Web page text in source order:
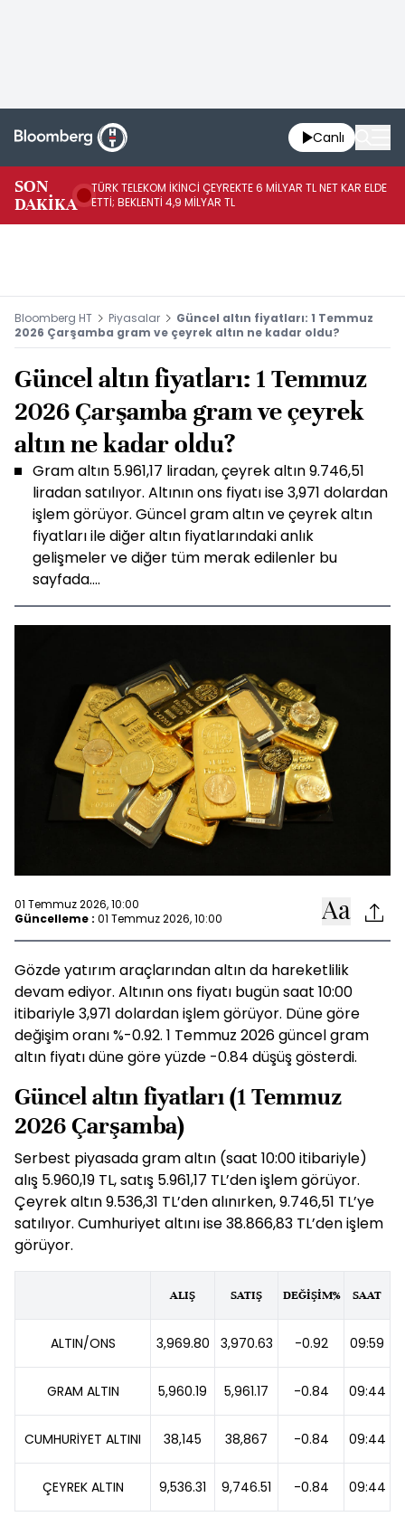
Canlı
SON
DAKİKA
TÜRK TELEKOM İKİNCİ ÇEYREKTE 6 MİLYAR TL NET KAR ELDE
ETTİ; BEKLENTİ 4,9 MİLYAR TL
Bloomberg HT Piyasalar
Güncel altın fiyatları: 1 Temmuz
2026 Çarşamba gram ve çeyrek altın ne kadar oldu?
Güncel altın fiyatları: 1 Temmuz
2026 Çarşamba gram ve çeyrek
altın ne kadar oldu?
Gram altın 5.961,17 liradan, çeyrek altın 9.746,51
liradan satılıyor. Altının ons fiyatı ise 3,971 dolardan
işlem görüyor. Güncel gram altın ve çeyrek altın
fiyatları ile diğer altın fiyatlarındaki anlık
gelişmeler ve diğer tüm merak edilenler bu
sayfada....
01 Temmuz 2026, 10:00
Güncelleme : 01 Temmuz 2026, 10:00
Gözde yatırım araçlarından altın da hareketlilik
devam ediyor. Altının ons fiyatı bugün saat 10:00
itibariyle 3,971 dolardan işlem görüyor. Düne göre
değişim oranı %-0.92. 1 Temmuz 2026 güncel gram
altın fiyatı düne göre yüzde -0.84 düşüş gösterdi.
Güncel altın fiyatları (1 Temmuz
2026 Çarşamba)
Serbest piyasada gram altın (saat 10:00 itibariyle)
alış 5.960,19 TL, satış 5.961,17 TL’den işlem görüyor.
Çeyrek altın 9.536,31 TL’den alınırken, 9.746,51 TL’ye
satılıyor. Cumhuriyet altını ise 38.866,83 TL’den işlem
görüyor.
ALIŞ SATIŞ DEĞİŞİM% SAAT
ALTIN/ONS 3,969.80 3,970.63 -0.92 09:59
GRAM ALTIN 5,960.19 5,961.17 -0.84 09:44
CUMHURİYET ALTINI 38,145 38,867 -0.84 09:44
ÇEYREK ALTIN 9,536.31 9,746.51 -0.84 09:44